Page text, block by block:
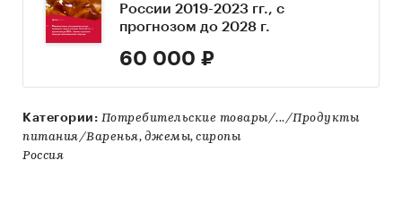
России 2019-2023 гг., с
прогнозом до 2028 г.
60 000 ₽
Категории: Потребительские товары/.../Продукты
питания/Варенья, джемы, сиропы
Россия